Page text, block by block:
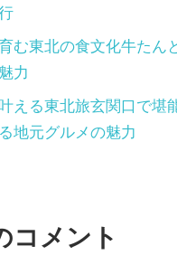
む東北の食文化牛たん
力
える東北旅玄関口で堪
地元グルメの魅力
コメント